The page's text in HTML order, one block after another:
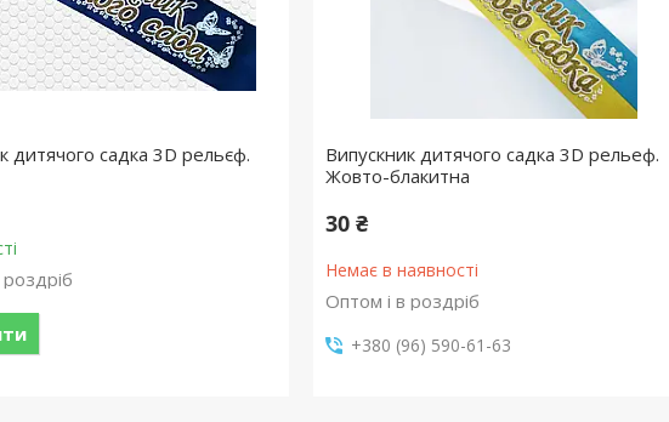
дитячого садка 3D рельєф.
Випускник дитячого садка 3D рельеф.
Жовто-блакитна
30 ₴
Немає в наявності
Оптом і в роздріб
+380 (96) 590-61-63